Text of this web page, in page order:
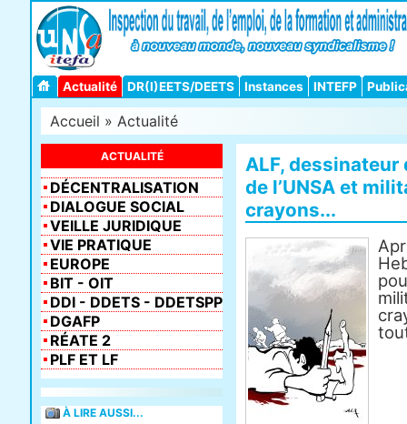
Actualité DR(I)EETS/DEETS Instances INTEFP
Accueil » Actualité
ALF,
de l’UNSA et
crayons...
ACTUALITÉ
DÉCENTRALISATION
DIALOGUE SOCIAL
VEILLE JURIDIQUE
VIE PRATIQUE
EUROPE
BIT - OIT
DDI - DDETS - DDETSPP
DGAFP
RÉATE 2
PLF ET LF
À LIRE AUSSI...